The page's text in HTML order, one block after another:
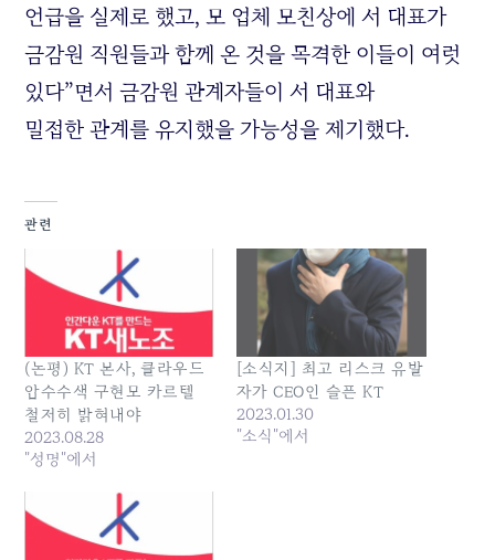
언급을 실제로 했고, 모 업체 모친상에 서 대표가
금감원 직원들과 함께 온 것을 목격한 이들이 여럿
있다”면서 금감원 관계자들이 서 대표와
밀접한 관계를 유지했을 가능성을 제기했다.
관련
(논평) KT 본사, 클라우드
압수수색 구현모 카르텔
철저히 밝혀내야
2023.08.28
"성명"에서
[소식지] 최고 리스크 유발
자가 CEO인 슬픈 KT
2023.01.30
"소식"에서